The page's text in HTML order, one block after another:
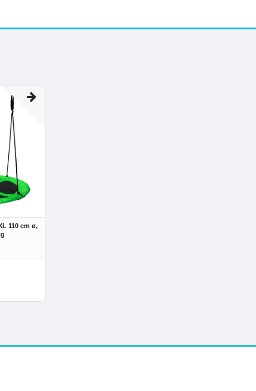
110 cm ø,